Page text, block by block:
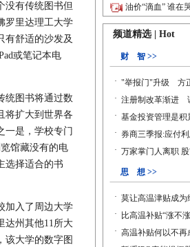
没有传统图书但
罗里达理工大学
有舒适的沙发及
或笔记本电
图书将通过数
将扩大到世界各
一是，学校专门
馆藏没有的电
选择适合的书
入了周边大学
达州其他11所大
该大学的数字图